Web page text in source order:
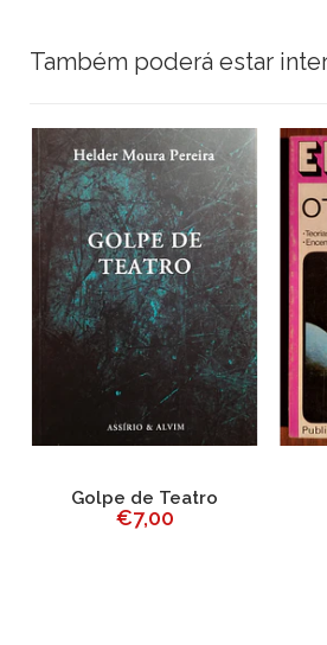
Também poderá estar
Golpe de Teatro
€7,00